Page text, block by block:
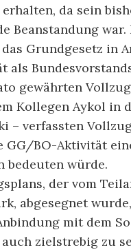
da sein
Beanstandung
Grundgesetz in
als
gewährten
Kollegen Aykol in
– verfassten
GG/BO-Aktivität
bedeuten würde.
der vom
abgesegnet
mit dem
zielstrebig zu